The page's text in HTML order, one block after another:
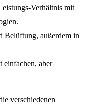
Verhältnis mit
außerdem in
aber
verschiedenen